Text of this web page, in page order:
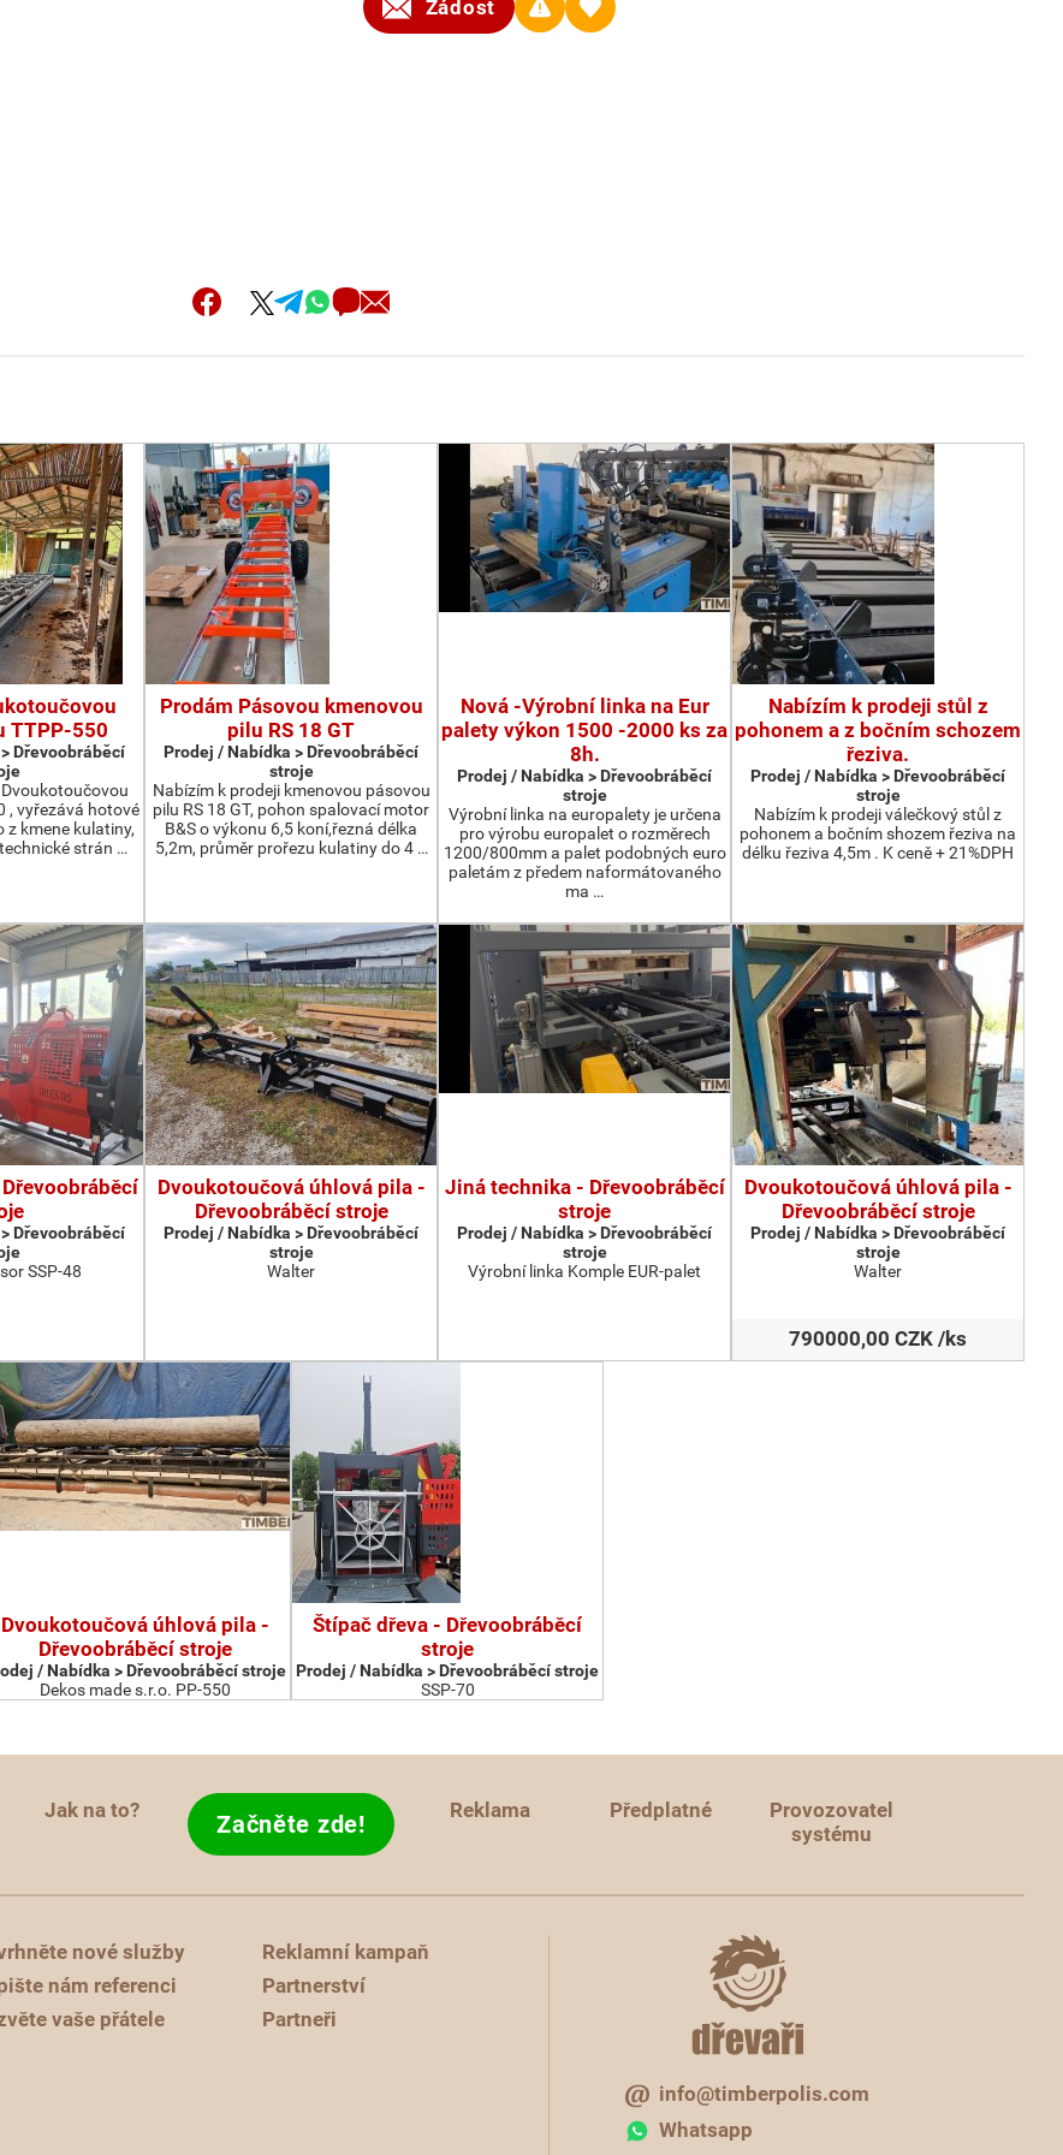
Žádost
TTPP-550
Dřevoobráběcí
, vyřezává hotové
z kmene kulatiny,
strán …
Prodám Pásovou kmenovou
pilu RS 18 GT
Prodej / Nabídka > Dřevoobráběcí
stroje
Nabízím k prodeji kmenovou pásovou
pilu RS 18 GT, pohon spalovací motor
B&S o výkonu 6,5 koní,řezná délka
5,2m, průměr prořezu kulatiny do 4 …
Nová -Výrobní linka na Eur
palety výkon 1500 -2000 ks za
8h.
Prodej / Nabídka > Dřevoobráběcí
stroje
Výrobní linka na europalety je určena
pro výrobu europalet o rozměrech
1200/800mm a palet podobných euro
paletám z předem naformátovaného
ma …
Nabízím k prodeji stůl z
pohonem a z bočním schozem
řeziva.
Prodej / Nabídka > Dřevoobráběcí
stroje
Nabízím k prodeji válečkový stůl z
pohonem a bočním shozem řeziva na
délku řeziva 4,5m . K ceně + 21%DPH
Dřevoobráběcí
SSP-48
Dvoukotoučová úhlová pila -
Dřevoobráběcí stroje
Prodej / Nabídka > Dřevoobráběcí
stroje
Walter
Jiná technika - Dřevoobráběcí
stroje
Prodej / Nabídka > Dřevoobráběcí
stroje
Výrobní linka Komple EUR-palet
Dvoukotoučová úhlová pila -
Dřevoobráběcí stroje
Prodej / Nabídka > Dřevoobráběcí
stroje
Walter
790000,00 CZK /ks
Dvoukotoučová úhlová pila -
Dřevoobráběcí stroje
/ Nabídka > Dřevoobráběcí stroje
Dekos made s.r.o. PP-550
Štípač dřeva - Dřevoobráběcí
stroje
Prodej / Nabídka > Dřevoobráběcí stroje
SSP-70
Jak na to? Začněte zde! Reklama Předplatné
Provozovatel
systému
nové služby
nám referenci
vaše přátele
Reklamní kampaň
Partnerství
Partneři
info@timberpolis.com
Whatsapp